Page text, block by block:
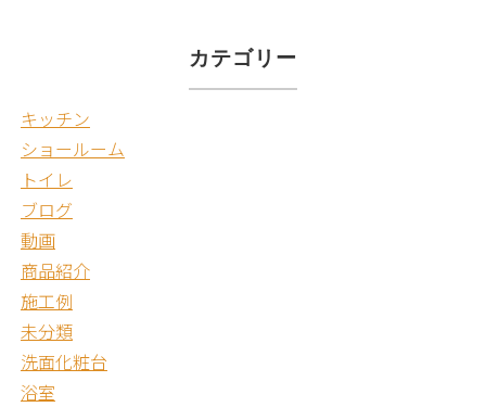
カテゴリー
キッチン
ショールーム
トイレ
ブログ
動画
商品紹介
施工例
未分類
洗面化粧台
浴室